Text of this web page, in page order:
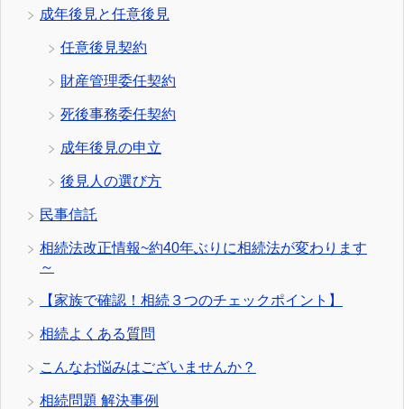
成年後見と任意後見
任意後見契約
財産管理委任契約
死後事務委任契約
成年後見の申立
後見人の選び方
民事信託
相続法改正情報~約40年ぶりに相続法が変わります
～
【家族で確認！相続３つのチェックポイント】
相続よくある質問
こんなお悩みはございませんか？
相続問題 解決事例